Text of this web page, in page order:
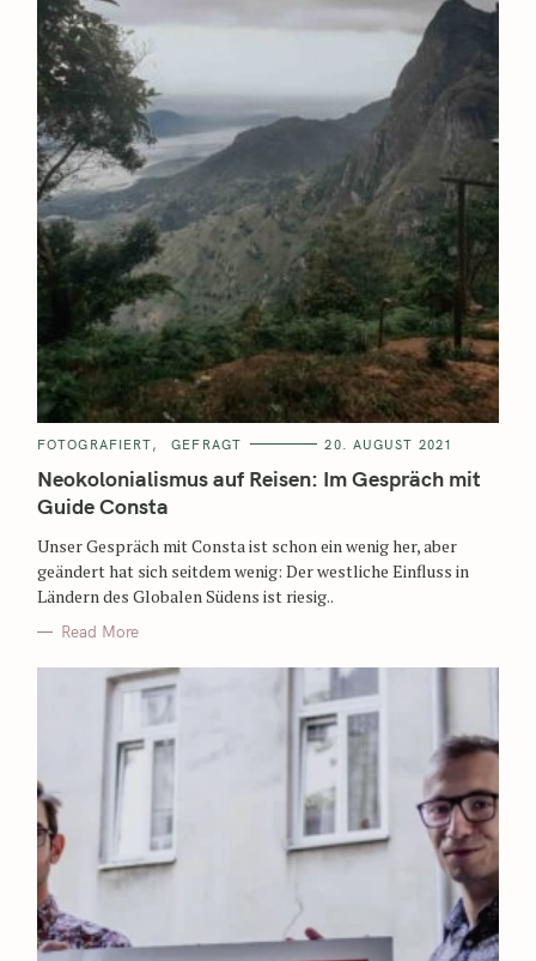
FOTOGRAFIERT GEFRAGT 20. AUGUST 2021
Neokolonialismus auf Reisen: Im Gespräch mit
Guide Consta
Unser Gespräch mit Consta ist schon ein wenig her, aber
geändert hat sich seitdem wenig: Der westliche Einfluss in
Ländern des Globalen Südens ist riesig..
Read More